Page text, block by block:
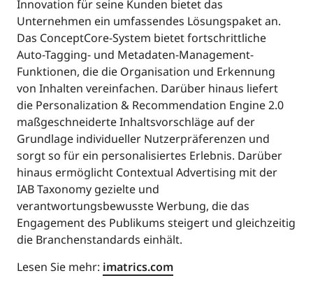
Innovation für seine Kunden bietet das
Unternehmen ein umfassendes Lösungspaket an.
Das ConceptCore-System bietet fortschrittliche
Auto-Tagging- und Metadaten-Management-
Funktionen, die die Organisation und Erkennung
von Inhalten vereinfachen. Darüber hinaus liefert
die Personalization & Recommendation Engine 2.0
maßgeschneiderte Inhaltsvorschläge auf der
Grundlage individueller Nutzerpräferenzen und
sorgt so für ein personalisiertes Erlebnis. Darüber
hinaus ermöglicht Contextual Advertising mit der
IAB Taxonomy gezielte und
verantwortungsbewusste Werbung, die das
Engagement des Publikums steigert und gleichzeitig
die Branchenstandards einhält.
Lesen Sie mehr: imatrics.com